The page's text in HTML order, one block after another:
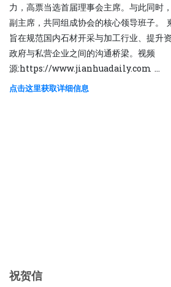
力，高票当选首届理事会主席。与此同时
副主席，共同组成协会的核心领导班子。
旨在规范国内石材开采与加工行业、提升
政府与私营企业之间的沟通桥梁。视频
源:https://www.jianhuadaily.com ...
点击这里获取详细信息
祝贺信